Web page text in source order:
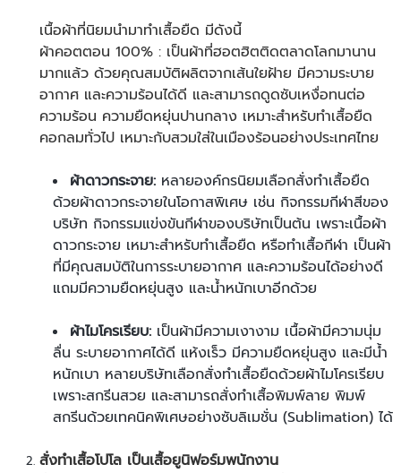
เนื้อผ้าที่นิยมนำมาทำเสื้อยืด มีดังนี้
ผ้าคอตตอน 100% : เป็นผ้าที่ฮอตฮิตติดตลาดโลกมานาน
มากแล้ว ด้วยคุณสมบัติผลิตจากเส้นใยฝ้าย มีความระบาย
อากาศ และความร้อนได้ดี และสามารถดูดซับเหงื่อทนต่อ
ความร้อน ความยืดหยุ่นปานกลาง เหมาะสำหรับทำเสื้อยืด
คอกลมทั่วไป เหมาะกับสวมใส่ในเมืองร้อนอย่างประเทศไทย
ผ้าดาวกระจาย: หลายองค์กรนิยมเลือกสั่งทำเสื้อยืด
ด้วยผ้าดาวกระจายในโอกาสพิเศษ เช่น กิจกรรมกีฬาสีของ
บริษัท กิจกรรมแข่งขันกีฬาของบริษัทเป็นต้น เพราะเนื้อผ้า
ดาวกระจาย เหมาะสำหรับทำเสื้อยืด หรือทำเสื้อกีฬา เป็นผ้า
ที่มีคุณสมบัติในการระบายอากาศ และความร้อนได้อย่างดี
แถมมีความยืดหยุ่นสูง และน้ำหนักเบาอีกด้วย
ผ้าไมโครเรียบ: เป็นผ้ามีความเงางาม เนื้อผ้ามีความนุ่ม
ลื่น ระบายอากาศได้ดี แห้งเร็ว มีความยืดหยุ่นสูง และมีน้ำ
หนักเบา หลายบริษัทเลือกสั่งทำเสื้อยืดด้วยผ้าไมโครเรียบ
เพราะสกรีนสวย และสามารถสั่งทำเสื้อพิมพ์ลาย พิมพ์
สกรีนด้วยเทคนิคพิเศษอย่างซับลิเมชั่น (Sublimation) ได้
สั่งทำเสื้อโปโล เป็นเสื้อยูนิฟอร์มพนักงาน